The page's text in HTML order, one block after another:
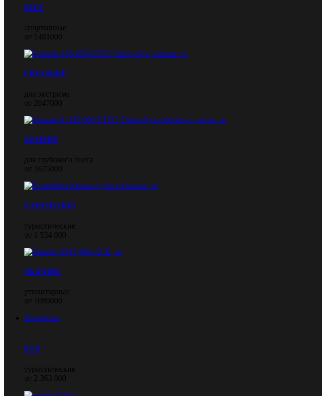
MXZ
спортивные
от 1481000
FREERIDE
для экстрима
от 2047000
SUMMIT
для глубокого снега
от 1675000
EXPEDITION
туристические
от 1 534 000
SKANDIC
утилитарные
от 1089000
Трициклы
F3 T
туристические
от 2 363 000